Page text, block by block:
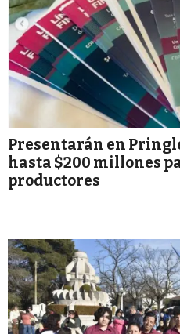
Presentarán en
hasta $200 millones
productores